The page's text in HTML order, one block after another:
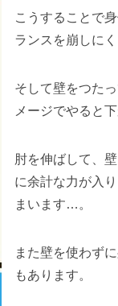
こうすることで
ランスを崩しにく
そして壁をつた
メージでやると
肘を伸ばして、
に余計な力が入
まいます…。
また壁を使わず
もあります。